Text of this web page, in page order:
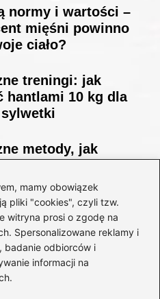
mamy obowiązek
pliki "cookies", czyli tzw.
witryna prosi o zgodę na
Spersonalizowane reklamy i
badanie odbiorców i
informacji na
normy i wartości –
mięśni powinno
ciało?
treningi: jak
hantlami 10 kg dla
sylwetki
metody, jak
w zaledwie 90 dni
jak dobrać
sylwetki?